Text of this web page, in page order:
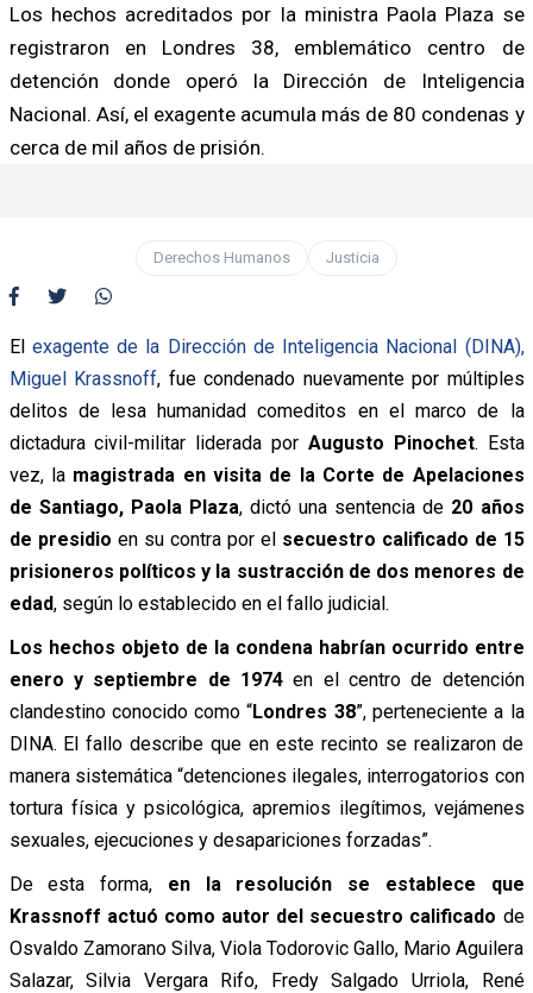
Los hechos acreditados por la ministra Paola Plaza se
registraron en Londres 38, emblemático centro de
detención donde operó la Dirección de Inteligencia
Nacional. Así, el exagente acumula más de 80 condenas y
cerca de mil años de prisión.
Derechos Humanos Justicia
El exagente de la Dirección de Inteligencia Nacional (DINA),
Miguel Krassnoff, fue condenado nuevamente por múltiples
delitos de lesa humanidad comeditos en el marco de la
dictadura civil-militar liderada por Augusto Pinochet. Esta
vez, la magistrada en visita de la Corte de Apelaciones
de Santiago, Paola Plaza, dictó una sentencia de 20 años
de presidio en su contra por el secuestro calificado de 15
prisioneros políticos y la sustracción de dos menores de
edad, según lo establecido en el fallo judicial.
Los hechos objeto de la condena habrían ocurrido entre
enero y septiembre de 1974en el centro de detención
clandestino conocido como “Londres 38”, perteneciente a la
DINA. El fallo describe que en este recinto se realizaron de
manera sistemática “detenciones ilegales, interrogatorios con
tortura física y psicológica, apremios ilegítimos, vejámenes
sexuales, ejecuciones y desapariciones forzadas”.
De esta forma, en la resolución se establece que
Krassnoff actuó como autor del secuestro calificado de
Osvaldo Zamorano Silva, Viola Todorovic Gallo, Mario Aguilera
Salazar, Silvia Vergara Rifo, Fredy Salgado Urriola, René